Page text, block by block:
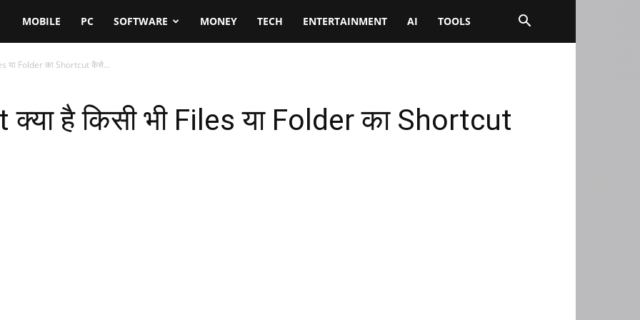
MOBILE PC SOFTWARE MONEY TECH ENTERTAINMENT AI TOOLS
या Folder का Shortcut कैसे...
है किसी भी Files या Folder का Shortcut